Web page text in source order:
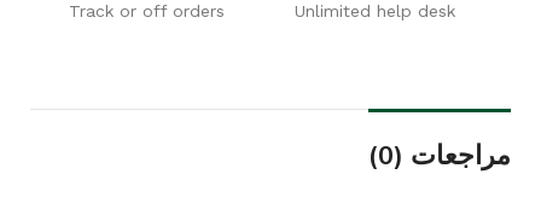
Unlimited help desk
Track or off orders
مراجعات (0)